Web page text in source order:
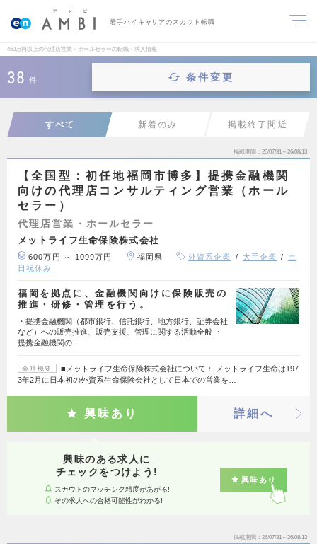
若手ハイキャリアのスカウト転職
450万円以上の代理店営業・ホールセラーの転職・求人情報
38 件 条件変更
すべて 新着のみ 掲載終了間近
掲載期間 26/07/31～26/08/13
【全国型：初任地福岡市博多】提携金融機関
向けの代理店コンサルティング営業（ホール
セラー）
代理店営業・ホールセラー
メットライフ生命保険株式会社
600万円 ～ 1099万円 福岡県 外資系企業 大手企業
土
日祝休み
福岡を拠点に、金融機関向けに保険販売の
推進・研修・管理を行う。
・提携金融機関（都市銀行、信託銀行、地方銀行、証券会社
など）への販売推進、販売支援、管理に関する活動全般 ・
提携金融機関の…
会社概要
■メットライフ生命保険株式会社について： メットライフ生命は197
3年2月に日本初の外資系生命保険会社として日本での営業を…
興味あり 詳細へ
興味のある求人に
チェックをつけよう!
スカウトのマッチング精度があがる!
その求人への合格可能性がわかる!
興味あり
掲載期間 26/07/31～26/08/13